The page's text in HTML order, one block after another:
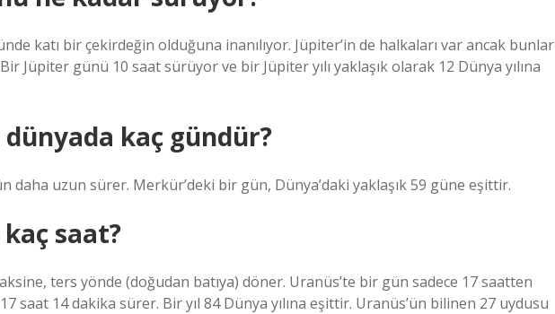
katı bir çekirdeğin olduğuna inanılıyor. Jüpiter’in de halkaları var ancak bunlar
Jüpiter günü 10 saat sürüyor ve bir Jüpiter yılı yaklaşık olarak 12 Dünya yılına
kaç gündür?
daha uzun sürer. Merkür’deki bir gün, Dünya’daki yaklaşık 59 güne eşittir.
saat?
ters yönde (doğudan batıya) döner. Uranüs’te bir gün sadece 17 saatten
saat 14 dakika sürer. Bir yıl 84 Dünya yılına eşittir. Uranüs’ün bilinen 27 uydusu